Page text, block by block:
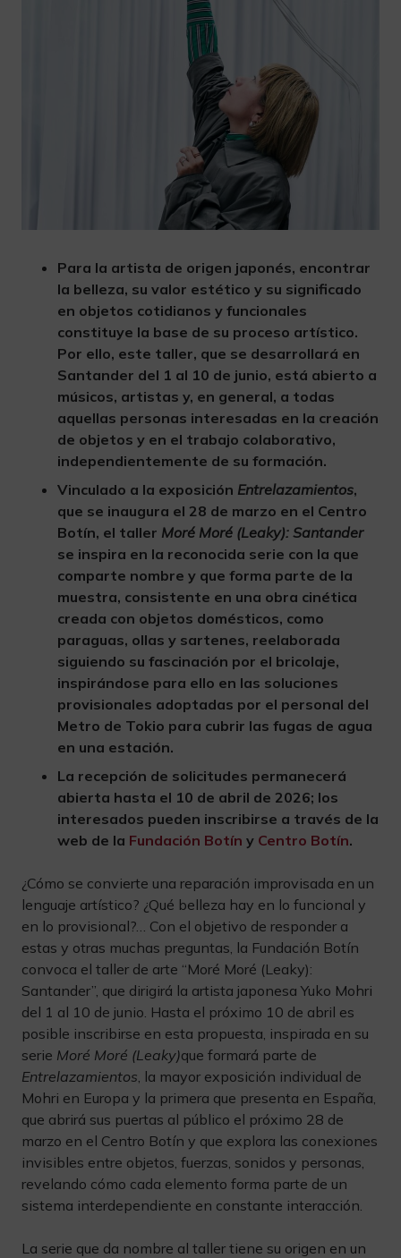
Para la artista de origen japonés, encontrar
la belleza, su valor estético y su significado
en objetos cotidianos y funcionales
constituye la base de su proceso artístico.
Por ello, este taller, que se desarrollará en
Santander del 1 al 10 de junio, está abierto a
músicos, artistas y, en general, a todas
aquellas personas interesadas en la creación
de objetos y en el trabajo colaborativo,
independientemente de su formación.
Vinculado a la exposición Entrelazamientos,
que se inaugura el 28 de marzo en el Centro
Botín, el taller Moré Moré (Leaky): Santander
se inspira en la reconocida serie con la que
comparte nombre y que forma parte de la
muestra, consistente en una obra cinética
creada con objetos domésticos, como
paraguas, ollas y sartenes, reelaborada
siguiendo su fascinación por el bricolaje,
inspirándose para ello en las soluciones
provisionales adoptadas por el personal del
Metro de Tokio para cubrir las fugas de agua
en una estación.
La recepción de solicitudes permanecerá
abierta hasta el 10 de abril de 2026; los
interesados pueden inscribirse a través de la
web de la Fundación Botín y Centro Botín.
¿Cómo se convierte una reparación improvisada en un
lenguaje artístico? ¿Qué belleza hay en lo funcional y
en lo provisional?… Con el objetivo de responder a
estas y otras muchas preguntas, la Fundación Botín
convoca el taller de arte “Moré Moré (Leaky):
Santander”, que dirigirá la artista japonesa Yuko Mohri
del 1 al 10 de junio. Hasta el próximo 10 de abril es
posible inscribirse en esta propuesta, inspirada en su
serie Moré Moré (Leaky)que formará parte de
Entrelazamientos, la mayor exposición individual de
Mohri en Europa y la primera que presenta en España,
que abrirá sus puertas al público el próximo 28 de
marzo en el Centro Botín y que explora las conexiones
invisibles entre objetos, fuerzas, sonidos y personas,
revelando cómo cada elemento forma parte de un
sistema interdependiente en constante interacción.
La serie que da nombre al taller tiene su origen en un